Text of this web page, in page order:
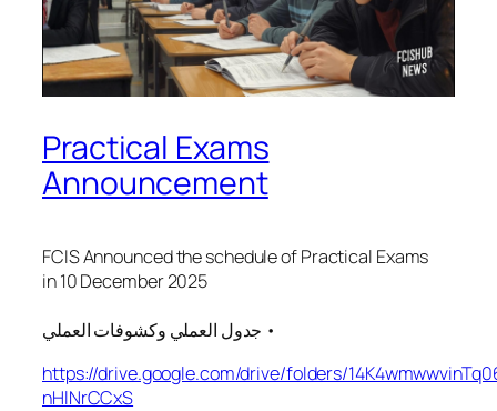
Practical Exams
Announcement
FCIS Announced the schedule of Practical Exams
in 10 December 2025
جدول العملي وكشوفات العملي •
https://drive.google.com/drive/folders/
nHlNrCCxS